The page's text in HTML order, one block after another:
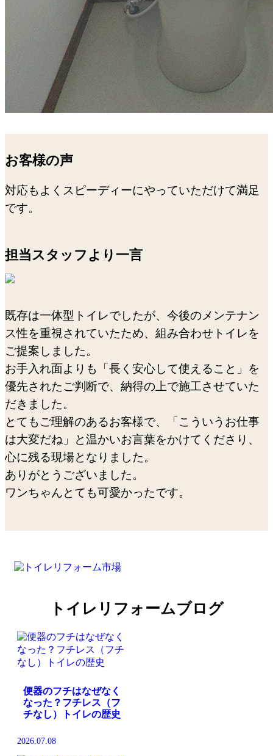
お客様の声
対応もよくスピーディーにやっていただけて満足
です。
担当スタッフより一言
既存は一体型トイレでしたが、今後のメンテナン
ス性を重視されていたため、組み合わせトイレを
ご提案しました。
お手入れ面よりも「長く安心して使えること」を
優先されたご判断で、納得の上で施工させていた
だきました。
とてもご理解のあるお客様で、「こういうお仕事
は大変だね」と温かいお言葉をかけてくださり、
心に残る現場となりました。
ありがとうございました。
ワンちゃんとても可愛かったです。
トイレリフォームブログ
便器のフチはなぜなく
なった？フチレス（フ
チなし）トイレの歴史
2026.07.08